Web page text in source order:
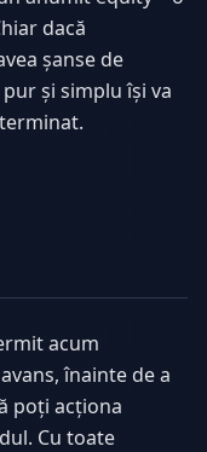
dacă
șanse de
și simplu își va
acum
înainte de a
poți acționa
Cu toate